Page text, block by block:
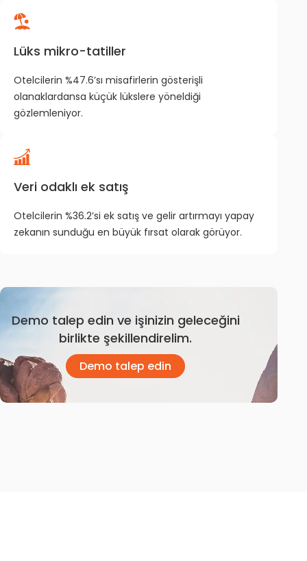
Veri odaklı ek satış
Otelcilerin %36.2’si ek satış ve gelir artırmayı yapay
zekanın sunduğu en büyük fırsat olarak görüyor.
Lüks mikro-tatiller
Otelcilerin %47.6’sı misafirlerin gösterişli
olanaklardansa küçük lükslere yöneldiği
gözlemleniyor.
Demo talep edin ve işinizin geleceğini
birlikte şekillendirelim.
Demo talep edin